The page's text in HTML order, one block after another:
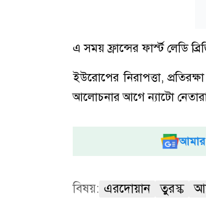
এ সময় ফ্রান্সের ফার্স্ট লেডি
ইউরোপের নিরাপত্তা,
আলোচনার আগে ন্যাটো নেতারা
আমার
বিষয়: এরদোয়ান তুরস্ক